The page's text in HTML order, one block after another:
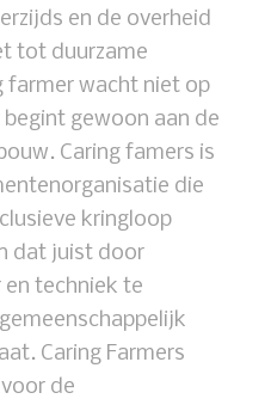
en de overheid
tot duurzame
farmer wacht niet op
gewoon aan de
Caring famers is
die
kringloop
dat juist door
techniek te
Caring Farmers
de